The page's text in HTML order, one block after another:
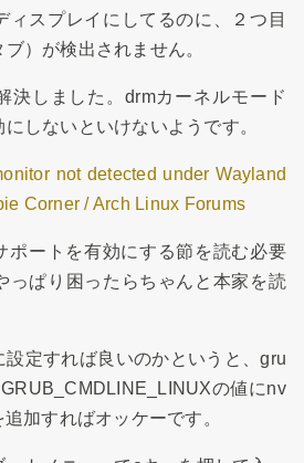
ィスプレイにしてるのに、２つ目
）が検出されません。
決しました。drmカーネルモード
しないといけないようです。
not detected under Wayland
Corner / Arch Linux Forums
ポートを有効にする節を読む必要
っぱり困ったらちゃんと本家を読
設定すれば良いのかというと、gru
の値にnv
加すればオッケーです。